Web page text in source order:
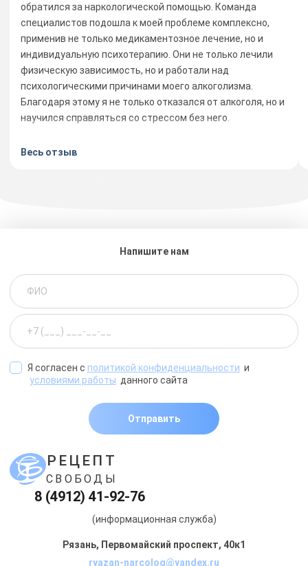
обратился за наркологической помощью. Команда
специалистов подошла к моей проблеме комплексно,
применив не только медикаментозное лечение, но и
индивидуальную психотерапию. Они не только лечили
физическую зависимость, но и работали над
психологическими причинами моего алкоголизма.
Благодаря этому я не только отказался от алкоголя, но и
научился справляться со стрессом без него.
Весь отзыв
РЕЦЕПТ
СВОБОДЫ
8 (4912) 41-92-76
(информационная служба)
Рязань, Первомайский проспект, 40к1
ryazan-narcolog@yandex.ru
Напишите нам
Я согласен с политикой конфиденциальности и
условиями работы данного сайта
Отправить